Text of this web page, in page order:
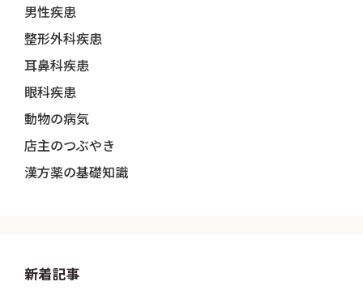
男性疾患
整形外科疾患
耳鼻科疾患
眼科疾患
動物の病気
店主のつぶやき
漢方薬の基礎知識
新着記事